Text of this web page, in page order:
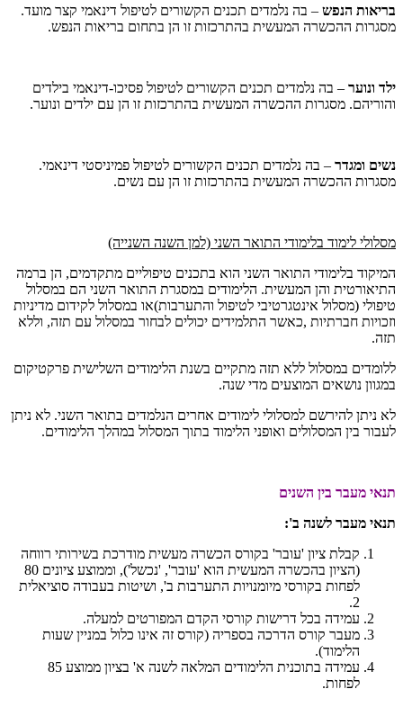
בריאות הנפש – בה נלמדים תכנים הקשורים לטיפול דינאמי קצר מועד.
מסגרות ההכשרה המעשית בהתרכזות זו הן בתחום בריאות הנפש.
ילד ונוער – בה נלמדים תכנים הקשורים לטיפול פסיכו-דינאמי בילדים
והוריהם. מסגרות ההכשרה המעשית בהתרכזות זו הן עם ילדים ונוער.
נשים ומגדר – בה נלמדים תכנים הקשורים לטיפול פמיניסטי דינאמי.
מסגרות ההכשרה המעשית בהתרכזות זו הן עם נשים.
מסלולי לימוד בלימודי התואר השני (למן השנה השנייה)
המיקוד בלימודי התואר השני הוא בתכנים טיפוליים מתקדמים, הן ברמה
התיאורטית והן המעשית. הלימודים במסגרת התואר השני הם במסלול
טיפולי (מסלול אינטגרטיבי לטיפול והתערבות)או במסלול לקידום מדיניות
וזכויות חברתיות ,כאשר התלמידים יכולים לבחור במסלול עם תזה, וללא
תזה.
ללומדים במסלול ללא תזה מתקיים בשנת הלימודים השלישית פרקטיקום
במגוון נושאים המוצעים מדי שנה.
לא ניתן להירשם למסלולי לימודים אחרים הנלמדים בתואר השני. לא ניתן
לעבור בין המסלולים ואופני הלימוד בתוך המסלול במהלך הלימודים.
תנאי מעבר בין השנים
תנאי מעבר לשנה ב':
קבלת ציון 'עובר' בקורס הכשרה מעשית מודרכת בשירותי רווחה
(הציון בהכשרה המעשית הוא 'עובר', 'נכשל'), וממוצע ציונים 80
לפחות בקורסי מיומנויות התערבות ב', ושיטות בעבודה סוציאלית
2.
עמידה בכל דרישות קורסי הקדם המפורטים למעלה.
מעבר קורס הדרכה בספריה (קורס זה אינו כלול במניין שעות
הלימוד).
עמידה בתוכנית הלימודים המלאה לשנה א' בציון ממוצע 85
לפחות.